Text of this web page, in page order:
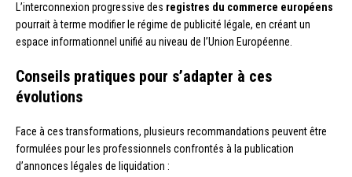
L’interconnexion progressive des registres du commerce européens
pourrait à terme modifier le régime de publicité légale, en créant un
espace informationnel unifié au niveau de l’Union Européenne.
Conseils pratiques pour s’adapter à ces
évolutions
Face à ces transformations, plusieurs recommandations peuvent être
formulées pour les professionnels confrontés à la publication
d’annonces légales de liquidation :